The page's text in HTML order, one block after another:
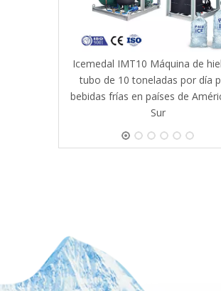
Icemedal IMT10 Máquina de
tubo de 10 toneladas por día
bebidas frías en países de
Sur